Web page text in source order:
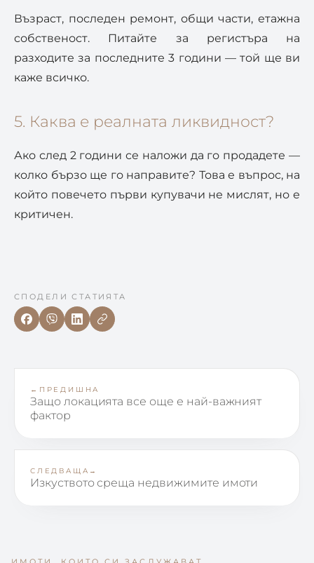
Възраст, последен ремонт, общи части, етажна
собственост. Питайте за регистъра на
разходите за последните 3 години — той ще ви
каже всичко.
5. Каква е реалната ликвидност?
Ако след 2 години се наложи да го продадете —
колко бързо ще го направите? Това е въпрос, на
който повечето първи купувачи не мислят, но е
критичен.
СПОДЕЛИ СТАТИЯТА
← ПРЕДИШНА
Защо локацията все още е най-важният
фактор
СЛЕДВАЩА →
Изкуството среща недвижимите имоти